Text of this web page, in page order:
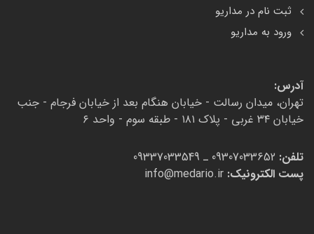
ثبت نام در مداریو
ورود به مداریو
آدرس:
تهران، میدان رسالت - خیابان هنگام بعد از خیابان فرجام - جنب
خیابان ۳۴ غربی - پلاک ۱۸۱ - طبقه سوم - واحد ۶
تلفن:
پست الکترونیک: